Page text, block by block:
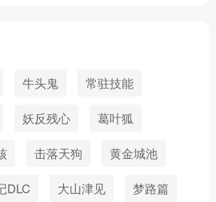
牛头鬼 常驻技能
妖反残心 葛叶狐
击落天狗 黄金城池
DLC 大山津见 梦路篇